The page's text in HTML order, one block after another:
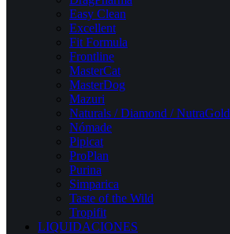
Easy Clean
Excellent
Fit Formula
Frontline
MasterCat
MasterDog
Mazuri
Naturals / Diamond / NutraGold
Nómade
Pipicat
ProPlan
Purina
Simparica
Taste of the Wild
Tropifit
LIQUIDACIONES